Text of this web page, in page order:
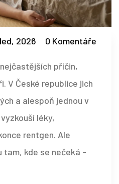
2026 0 Komentáře
příčin,
V České republice jich
a alespoň jednou v
léky,
rentgen. Ale
tam, kde se nečeká -